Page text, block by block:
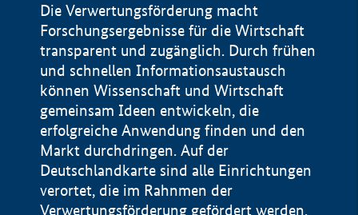
Die Verwertungsförderung macht
Forschungsergebnisse für die Wirtschaft
transparent und zugänglich. Durch frühen
und schnellen Informationsaustausch
können Wissenschaft und Wirtschaft
gemeinsam Ideen entwickeln, die
erfolgreiche Anwendung finden und den
Markt durchdringen. Auf der
Deutschlandkarte sind alle Einrichtungen
verortet, die im Rahnmen der
Verwertungsförderung gefördert werden.